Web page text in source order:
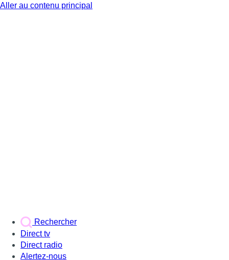
Aller au contenu principal
Rechercher
Direct tv
Direct radio
Alertez-nous